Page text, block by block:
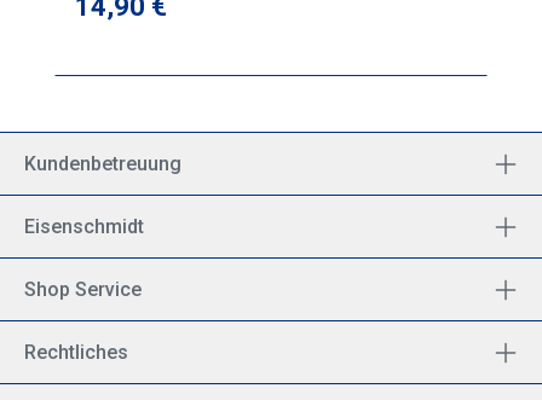
Regulärer Preis:
14,90 €
Kundenbetreuung
Eisenschmidt
Shop Service
Rechtliches